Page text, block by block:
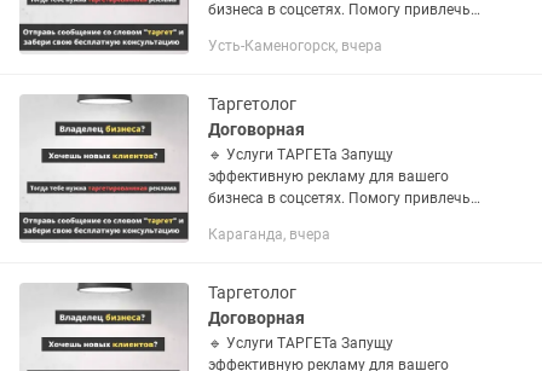
бизнеса в соцсетях. Помогу привлечь
Пишите в личные сообщения —
Усть-Каменогорск, вчера
Таргетолог
Договорная
🔹 Услуги ТАРГЕТа Запущу
эффективную рекламу для вашего
бизнеса в соцсетях. Помогу привлечь
Пишите в личные сообщения —
Караганда, вчера
Таргетолог
Договорная
🔹 Услуги ТАРГЕТа Запущу
эффективную рекламу для вашего